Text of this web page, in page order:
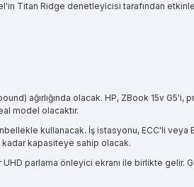
Titan Ridge denetleyicisi tarafından
ağırlığında olacak. HP, ZBook 15v G5'i,
model olacaktır.
kullanacak. İş istasyonu, ECC'li
kadar kapasiteye sahip olacak.
parlama önleyici ekranı ile birlikte gelir.